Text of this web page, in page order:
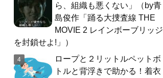
ら、組織も悪くない」（by青
島俊作「踊る大捜査線 THE
MOVIE 2 レインボーブリッジ
を封鎖せよ!」）
ロープと２リットルペットボ
トルと背浮きで助かる！着衣